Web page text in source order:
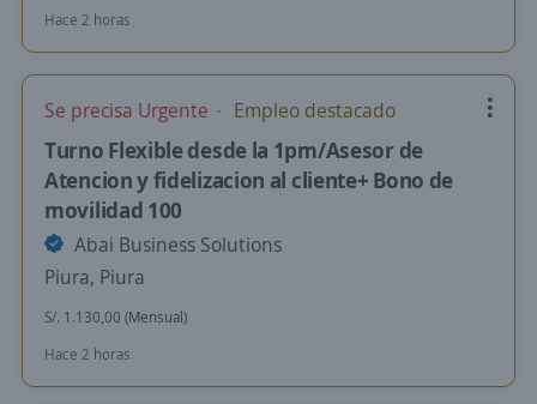
Hace 2 horas
Se precisa Urgente Empleo destacado
Turno Flexible desde la 1pm/Asesor de
Atencion y fidelizacion al cliente+ Bono de
movilidad 100
Abai Business Solutions
Piura, Piura
S/. 1.130,00 (Mensual)
Hace 2 horas